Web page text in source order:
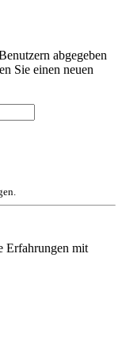
abgegeben
Sie einen neuen
Erfahrungen mit